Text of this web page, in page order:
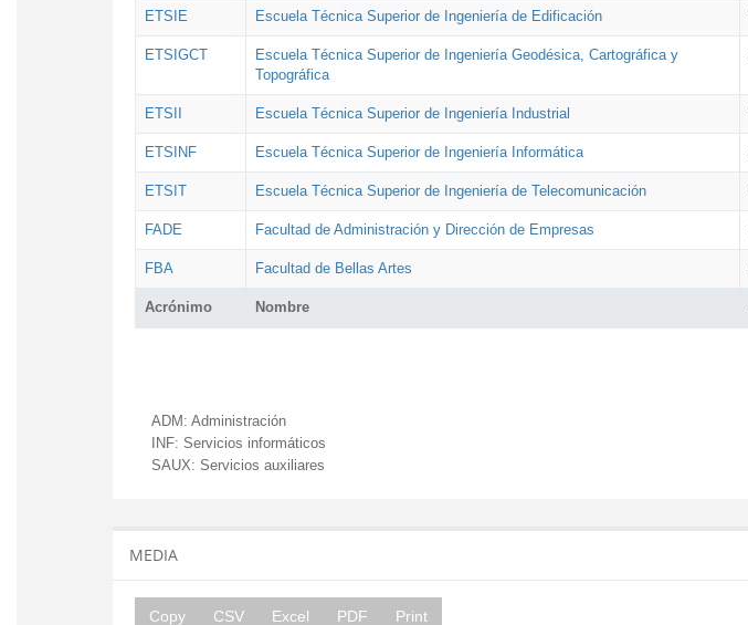
Acrónimo Nombre
ETSIE Escuela Técnica Superior de Ingeniería de Edificación
ETSIGCT
Escuela Técnica Superior de Ingeniería Geodésica, Cartográfica y
Topográfica
ETSII Escuela Técnica Superior de Ingeniería Industrial
ETSINF Escuela Técnica Superior de Ingeniería Informática
ETSIT Escuela Técnica Superior de Ingeniería de Telecomunicación
FADE Facultad de Administración y Dirección de Empresas
FBA Facultad de Bellas Artes
ADM: Administración
INF: Servicios informáticos
SAUX: Servicios auxiliares
MEDIA
Copy CSV Excel PDF Print